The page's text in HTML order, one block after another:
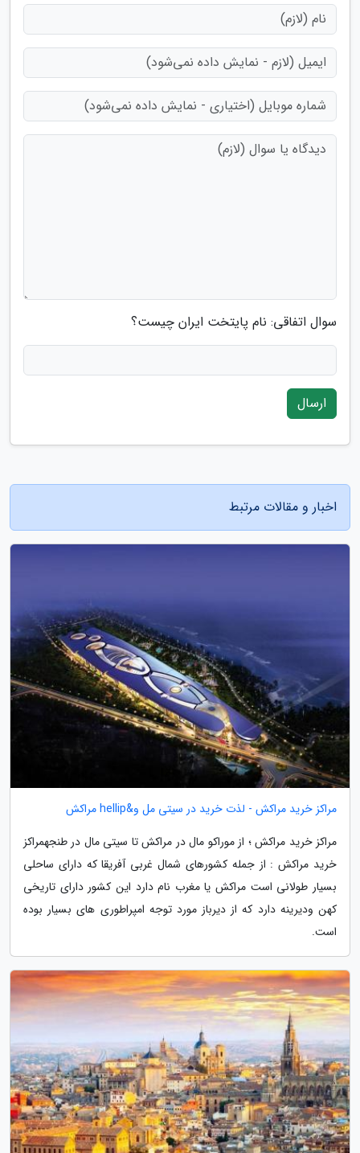
سوال اتفاقی: نام پایتخت ایران چیست؟
ارسال
اخبار و مقالات مرتبط
مراکز خرید مراکش - لذت خرید در سیتی مل و&hellip مراکش
مراکز خرید مراکش ؛ از موراکو مال در مراکش تا سیتی مال در طنجهمراکز
خرید مراکش : از جمله کشورهای شمال غربی آفریقا که دارای ساحلی
بسیار طولانی است مراکش یا مغرب نام دارد این کشور دارای تاریخی
کهن ودیرینه دارد که از دیرباز مورد توجه امپراطوری های بسیار بوده
است.